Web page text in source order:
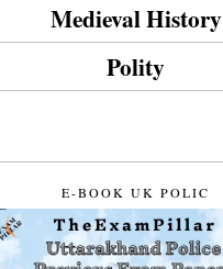
Medieval History
Polity
E-BOOK UK POLIC